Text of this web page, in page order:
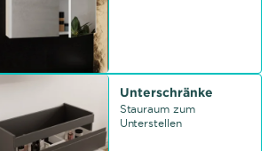
Unterschränke
Stauraum zum
Unterstellen